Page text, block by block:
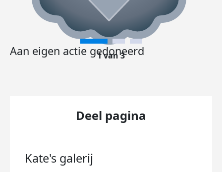
Aan eigen actie gedoneerd
1 van 3
Deel pagina
Kate's galerij